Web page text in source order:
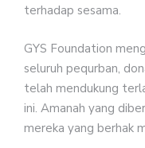
terhadap sesama.
GYS Foundation
seluruh pequrban,
telah mendukung
ini. Amanah yang
mereka yang berhak